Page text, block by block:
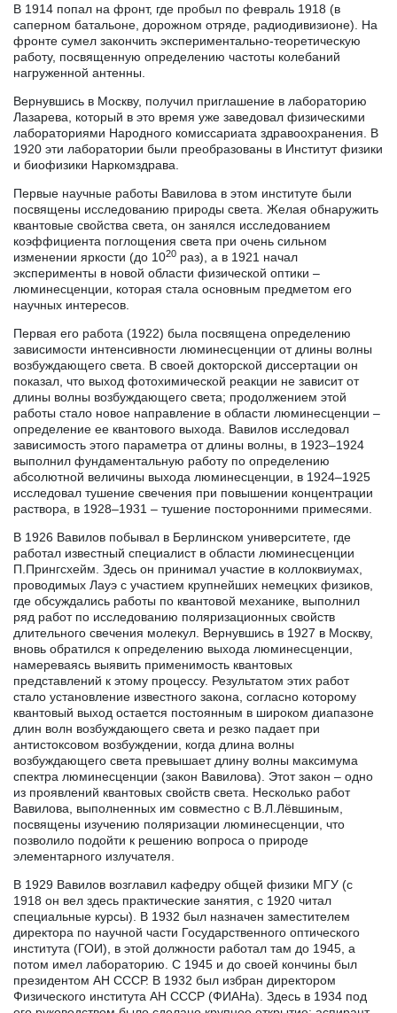
В 1914 попал на фронт, где пробыл по февраль 1918 (в
саперном батальоне, дорожном отряде, радиодивизионе). На
фронте сумел закончить экспериментально-теоретическую
работу, посвященную определению частоты колебаний
нагруженной антенны.
Вернувшись в Москву, получил приглашение в лабораторию
Лазарева, который в это время уже заведовал физическими
лабораториями Народного комиссариата здравоохранения. В
1920 эти лаборатории были преобразованы в Институт физики
и биофизики Наркомздрава.
Первые научные работы Вавилова в этом институте были
посвящены исследованию природы света. Желая обнаружить
квантовые свойства света, он занялся исследованием
коэффициента поглощения света при очень сильном
изменении яркости (до 1020 раз), а в 1921 начал
эксперименты в новой области физической оптики –
люминесценции, которая стала основным предметом его
научных интересов.
Первая его работа (1922) была посвящена определению
зависимости интенсивности люминесценции от длины волны
возбуждающего света. В своей докторской диссертации он
показал, что выход фотохимической реакции не зависит от
длины волны возбуждающего света; продолжением этой
работы стало новое направление в области люминесценции –
определение ее квантового выхода. Вавилов исследовал
зависимость этого параметра от длины волны, в 1923–1924
выполнил фундаментальную работу по определению
абсолютной величины выхода люминесценции, в 1924–1925
исследовал тушение свечения при повышении концентрации
раствора, в 1928–1931 – тушение посторонними примесями.
В 1926 Вавилов побывал в Берлинском университете, где
работал известный специалист в области люминесценции
П.Прингсхейм. Здесь он принимал участие в коллоквиумах,
проводимых Лауэ с участием крупнейших немецких физиков,
где обсуждались работы по квантовой механике, выполнил
ряд работ по исследованию поляризационных свойств
длительного свечения молекул. Вернувшись в 1927 в Москву,
вновь обратился к определению выхода люминесценции,
намереваясь выявить применимость квантовых
представлений к этому процессу. Результатом этих работ
стало установление известного закона, согласно которому
квантовый выход остается постоянным в широком диапазоне
длин волн возбуждающего света и резко падает при
антистоксовом возбуждении, когда длина волны
возбуждающего света превышает длину волны максимума
спектра люминесценции (закон Вавилова). Этот закон – одно
из проявлений квантовых свойств света. Несколько работ
Вавилова, выполненных им совместно с В.Л.Лёвшиным,
посвящены изучению поляризации люминесценции, что
позволило подойти к решению вопроса о природе
элементарного излучателя.
В 1929 Вавилов возглавил кафедру общей физики МГУ (с
1918 он вел здесь практические занятия, с 1920 читал
специальные курсы). В 1932 был назначен заместителем
директора по научной части Государственного оптического
института (ГОИ), в этой должности работал там до 1945, а
потом имел лабораторию. С 1945 и до своей кончины был
президентом АН СССР. В 1932 был избран директором
Физического института АН СССР (ФИАНа). Здесь в 1934 под